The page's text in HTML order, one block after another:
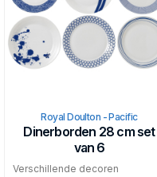
Royal Doulton - Pacific
Dinerborden 28 cm set
van 6
Verschillende decoren